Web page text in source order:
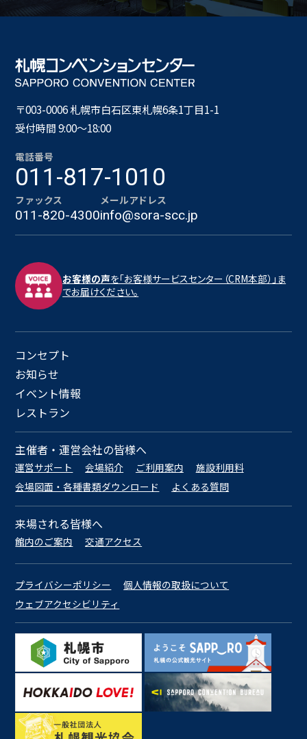
〒003-0006 札幌市⽩⽯区東札幌6条1丁⽬1-1
受付時間 9:00〜18:00
電話番号
011-817-1010
ファックス
011-820-4300
メールアドレス
info@sora-scc.jp
お客様の声を「お客様サービスセンター（CRM本部）」ま
でお届けください。
コンセプト
お知らせ
イベント情報
レストラン
主催者・運営会社の皆様へ
運営サポート 会場紹介 ご利用案内
施設利用料
会場図面・各種書類ダウンロード
よくある質問
来場される皆様へ
館内のご案内 交通アクセス
プライバシーポリシー
個人情報の取扱について
ウェブアクセシビリティ